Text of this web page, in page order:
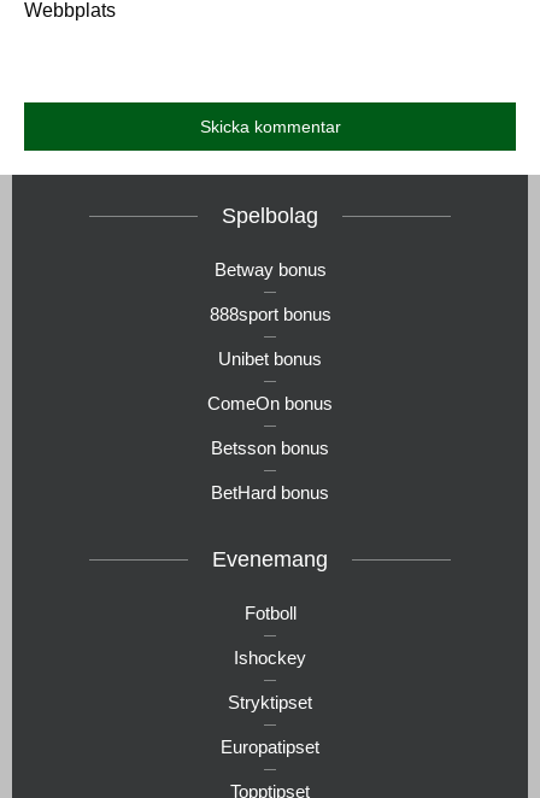
Webbplats
Spelbolag
Betway bonus
888sport bonus
Unibet bonus
ComeOn bonus
Betsson bonus
BetHard bonus
Evenemang
Fotboll
Ishockey
Stryktipset
Europatipset
Topptipset